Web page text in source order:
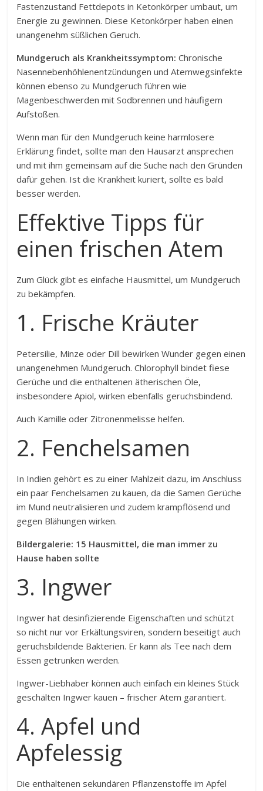
Fastenzustand Fettdepots in Ketonkörper umbaut, um
Energie zu gewinnen. Diese Ketonkörper haben einen
unangenehm süßlichen Geruch.
Mundgeruch als Krankheitssymptom:Chronische
Nasennebenhöhlenentzündungen und Atemwegsinfekte
können ebenso zu Mundgeruch führen wie
Magenbeschwerden mit Sodbrennen und häufigem
Aufstoßen.
Wenn man für den Mundgeruch keine harmlosere
Erklärung findet, sollte man den Hausarzt ansprechen
und mit ihm gemeinsam auf die Suche nach den Gründen
dafür gehen. Ist die Krankheit kuriert, sollte es bald
besser werden.
Effektive Tipps für
einen frischen Atem
Zum Glück gibt es einfache Hausmittel, um Mundgeruch
zu bekämpfen.
1. Frische Kräuter
Petersilie, Minze oder Dill bewirken Wunder gegen einen
unangenehmen Mundgeruch. Chlorophyll bindet fiese
Gerüche und die enthaltenen ätherischen Öle,
insbesondere Apiol, wirken ebenfalls geruchsbindend.
Auch Kamille oder Zitronenmelisse helfen.
2. Fenchelsamen
In Indien gehört es zu einer Mahlzeit dazu, im Anschluss
ein paar Fenchelsamen zu kauen, da die Samen Gerüche
im Mund neutralisieren und zudem krampflösend und
gegen Blähungen wirken.
Bildergalerie: 15 Hausmittel, die man immer zu
Hause haben sollte
3. Ingwer
Ingwer hat desinfizierende Eigenschaften und schützt
so nicht nur vor Erkältungsviren, sondern beseitigt auch
geruchsbildende Bakterien. Er kann als Tee nach dem
Essen getrunken werden.
Ingwer-Liebhaber können auch einfach ein kleines Stück
geschälten Ingwer kauen – frischer Atem garantiert.
4. Apfel und
Apfelessig
Die enthaltenen sekundären Pflanzenstoffe im Apfel